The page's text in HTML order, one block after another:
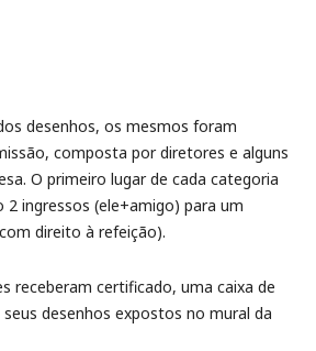
desenhos, os mesmos foram
composta por diretores e alguns
O primeiro lugar de cada categoria
ingressos (ele+amigo) para um
direito à refeição).
receberam certificado, uma caixa de
desenhos expostos no mural da